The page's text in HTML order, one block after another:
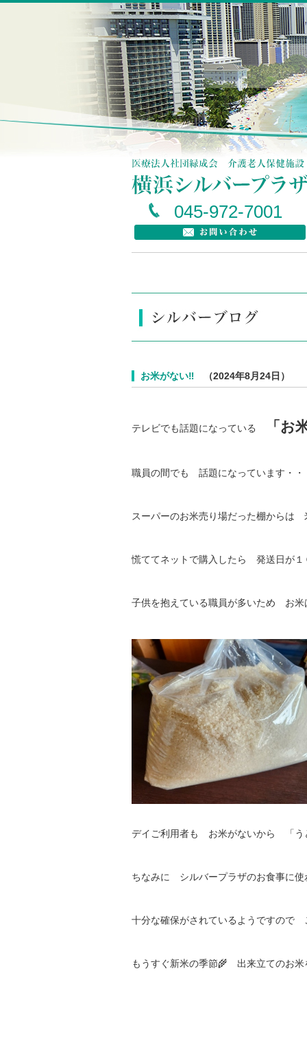
045-972-7001
お米がない‼️ （2024年8月24日）
テレビでも話題になっている 「お
職員の間でも 話題になっています・・
スーパーのお米売り場だった棚から
慌ててネットで購入したら 発送日が
子供を抱えている職員が多いため お米
デイご利用者も お米がないから 「う
ちなみに シルバープラザのお食事に
十分な確保がされているようですので
もうすぐ新米の季節🌾 出来立てのお